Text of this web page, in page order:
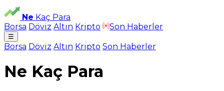
Ne Kaç Para
Borsa Döviz Altın Kripto Son Haberler
☰
Borsa Döviz Altın Kripto Son Haberler
Ne Kaç Para